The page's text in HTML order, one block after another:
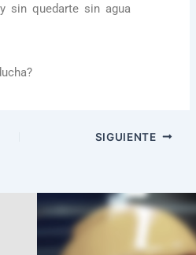
sin quedarte sin agua
SIGUIENTE